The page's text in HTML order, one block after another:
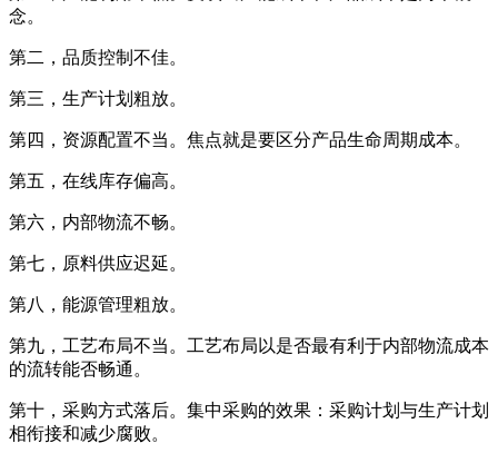
念。
第二，品质控制不佳。
第三，生产计划粗放。
第四，资源配置不当。焦点就是要区分产品生命周期成本。
第五，在线库存偏高。
第六，内部物流不畅。
第七，原料供应迟延。
第八，能源管理粗放。
第九，工艺布局不当。工艺布局以是否最有利于内部物流成本
的流转能否畅通。
第十，采购方式落后。集中采购的效果：采购计划与生产计划
相衔接和减少腐败。